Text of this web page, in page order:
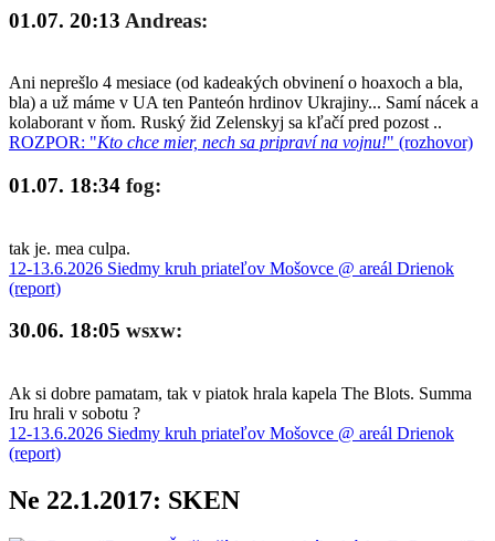
01.07. 20:13 Andreas:
Ani neprešlo 4 mesiace (od kadeakých obvinení o hoaxoch a bla,
bla) a už máme v UA ten Panteón hrdinov Ukrajiny... Samí nácek a
kolaborant v ňom. Ruský žid Zelenskyj sa kľačí pred pozost ..
ROZPOR: "Kto chce mier, nech sa pripraví na vojnu!" (rozhovor)
01.07. 18:34 fog:
tak je. mea culpa.
12-13.6.2026 Siedmy kruh priateľov Mošovce @ areál Drienok
(report)
30.06. 18:05 wsxw:
Ak si dobre pamatam, tak v piatok hrala kapela The Blots. Summa
Iru hrali v sobotu ?
12-13.6.2026 Siedmy kruh priateľov Mošovce @ areál Drienok
(report)
Ne 22.1.2017: SKEN